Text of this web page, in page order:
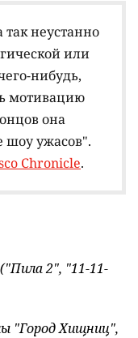
неустанно
или
нибудь,
мотивацию
она
шоу ужасов".
Chronicle.
2", "11-11-
"Город Хищниц",